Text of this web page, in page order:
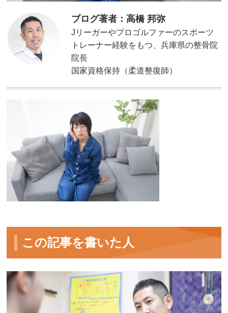
ブログ著者：高橋 邦弥
Jリーガーやプロゴルファーのスポーツ
トレーナー経験をもつ、兵庫県の整骨院
院長
国家資格保持（柔道整復師）
この記事を書いた人